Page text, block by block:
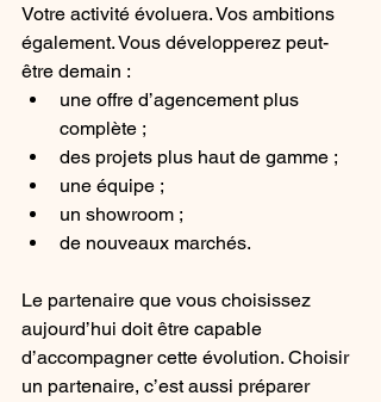
Votre activité évoluera. Vos ambitions
également. Vous développerez peut-
être demain :
une offre d’agencement plus
complète ;
des projets plus haut de gamme ;
une équipe ;
un showroom ;
de nouveaux marchés.
Le partenaire que vous choisissez
aujourd’hui doit être capable
d’accompagner cette évolution. Choisir
un partenaire, c’est aussi préparer